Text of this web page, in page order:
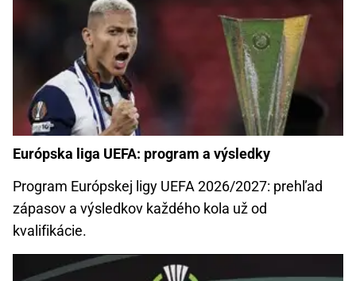
Európska liga UEFA: program a výsledky
Program Európskej ligy UEFA 2026/2027: prehľad
zápasov a výsledkov každého kola už od
kvalifikácie.